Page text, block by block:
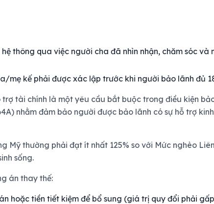
thông qua việc người cha đã nhìn nhận, chăm sóc
mẹ kế phải được xác lập trước khi người bảo lãnh đủ
tài chính là một yêu cầu bắt buộc trong điều kiện
nhằm đảm bảo người được bảo lãnh có sự hỗ trợ
Mỹ thường phải đạt ít nhất 125% so với Mức nghèo
sống.
án thay thế:
hoặc tiền tiết kiệm để bổ sung (giá trị quy đổi phải